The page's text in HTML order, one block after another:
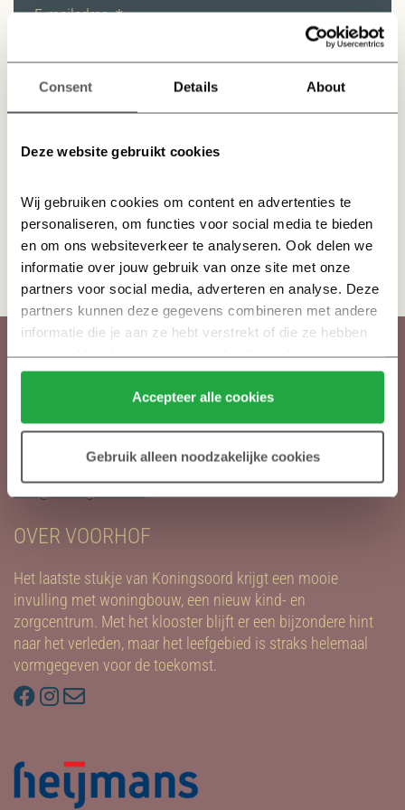
Consent Details About
Deze website gebruikt cookies
Wij gebruiken cookies om content en advertenties te
personaliseren, om functies voor social media te bieden
en om ons websiteverkeer te analyseren. Ook delen we
informatie over jouw gebruik van onze site met onze
partners voor social media, adverteren en analyse. Deze
partners kunnen deze gegevens combineren met andere
informatie die je aan ze hebt verstrekt of die ze hebben
verzameld op basis van jouw gebruik van hun services.
Klik hier voor meer informatie over ons cookiebeleid.
Accepteer alle cookies
Gebruik alleen noodzakelijke cookies
Ik heb interesse in: *
Lees alsjeblieft onsprivacybeleidvoor meer informatie over
Heijmans Vastgoed
Postbus 171
OVER VOORHOF
Het laatste stukje van Koningsoord krijgt een mooie
invulling met woningbouw, een nieuw kind- en
zorgcentrum. Met het klooster blijft er een bijzondere hint
naar het verleden, maar het leefgebied is straks helemaal
vormgegeven voor de toekomst.